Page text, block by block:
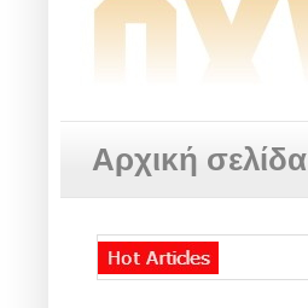
Αρχική σελίδα